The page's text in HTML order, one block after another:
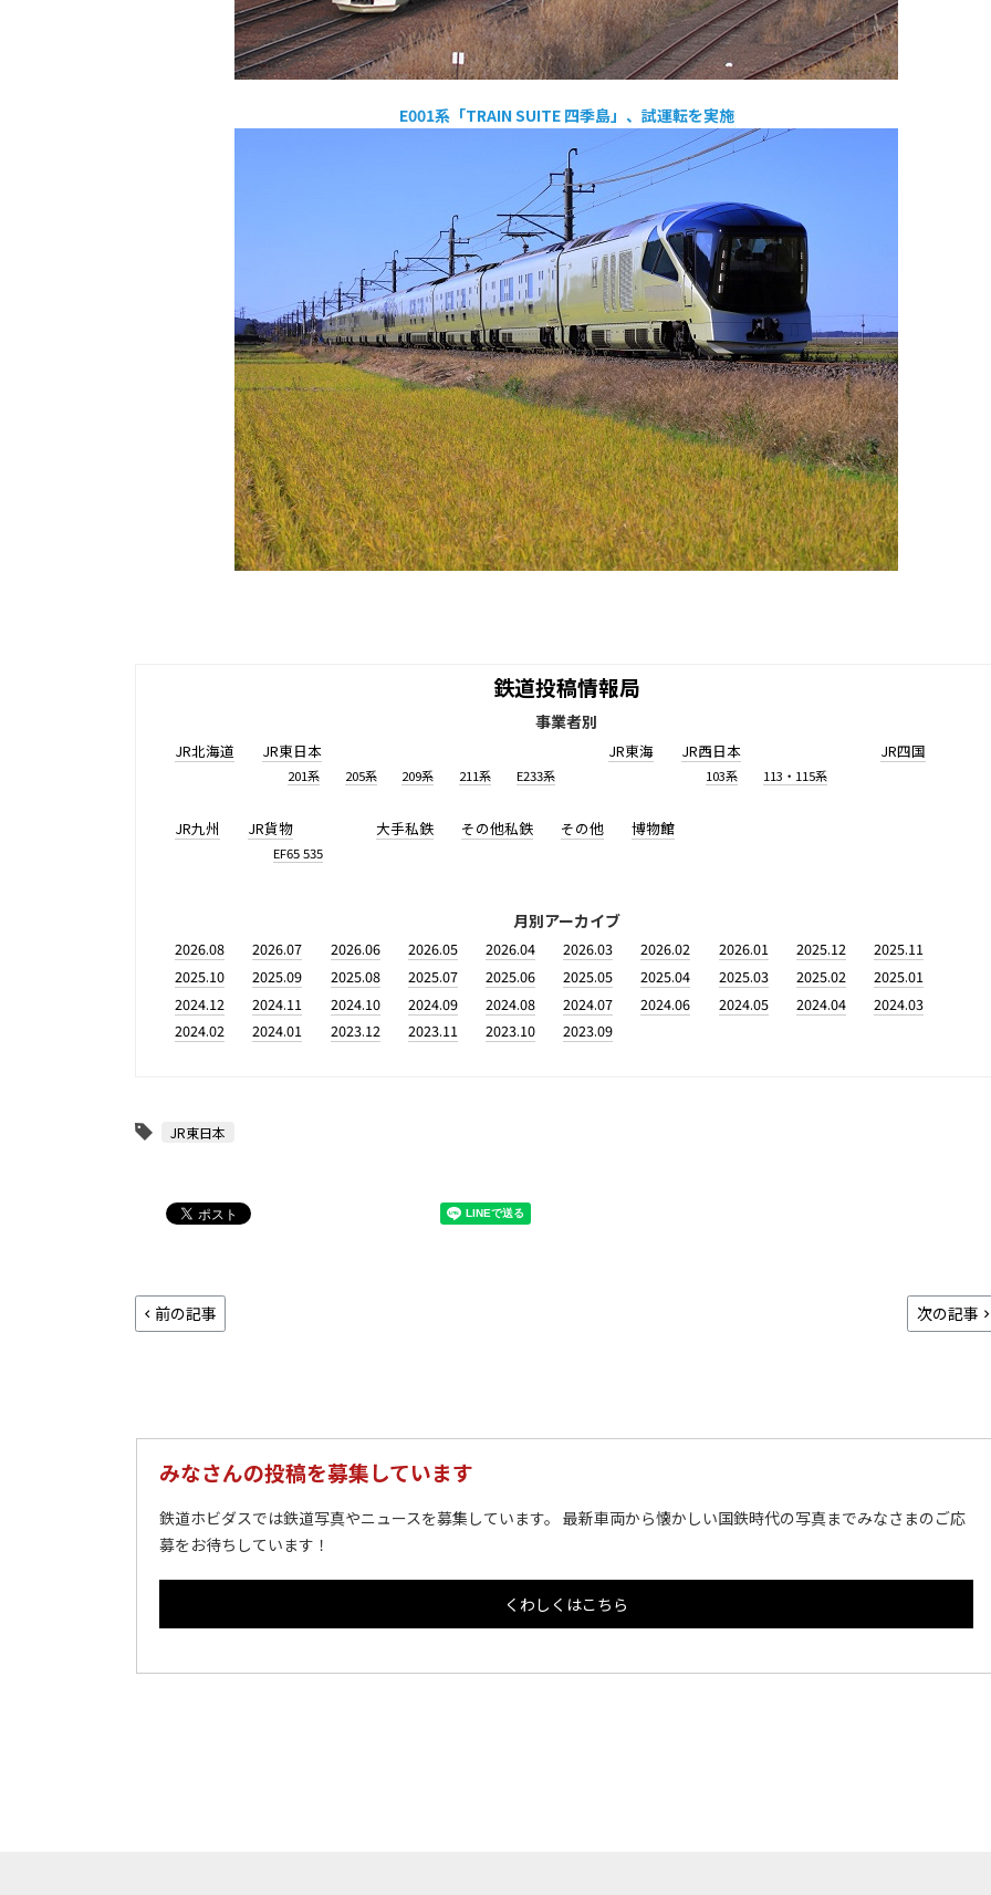
E001系「TRAIN SUITE 四季島」、試運転を実施
鉄道投稿情報局
事業者別
JR北海道 JR東日本
201系 205系 209系 211系 E233系
JR東海 JR西日本
103系 113・115系
JR四国
JR九州 JR貨物
EF65 535
大手私鉄 その他私鉄 その他 博物館
月別アーカイブ
2026.08 2026.07 2026.06 2026.05 2026.04 2026.03 2026.02 2026.01 2025.12
2025.11
2025.10
2025.09 2025.08 2025.07 2025.06 2025.05 2025.04 2025.03 2025.02
2025.01
2024.12
2024.11 2024.10 2024.09 2024.08 2024.07 2024.06 2024.05 2024.04
2024.03
2024.02
2024.01 2023.12 2023.11 2023.10 2023.09
JR東日本
前の記事 次の記事
みなさんの投稿を募集しています
鉄道ホビダスでは鉄道写真やニュースを募集しています。 最新車両から懐かしい国鉄時代の写真までみなさまのご応
募をお待ちしています！
くわしくはこちら